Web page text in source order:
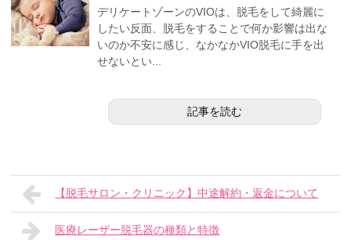
デリケートゾーンのVIOは、脱毛をして綺麗に
したい反面、脱毛をすることで何か影響は出な
いのか不安に感じ、なかなかVIO脱毛に手を出
せないとい...
記事を読む
【脱毛サロン・クリニック】中途解約・返金について
医療レーザー脱毛器の種類と特徴